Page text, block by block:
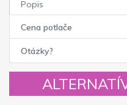
Popis
Cena potlače
Otázky?